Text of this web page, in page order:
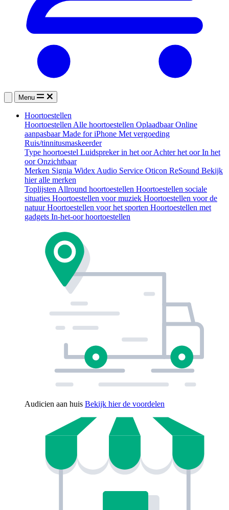
Menu
Hoortoestellen
HoortoestellenAlle hoortoestellen OplaadbaarOnline
aanpasbaarMade for iPhone Met vergoeding
Ruis/tinnitusmaskeerder
Type hoortoestel Luidspreker in het oorAchter het oorIn het
oorOnzichtbaar
Merken Signia WidexAudio Service Oticon ReSound Bekijk
hier alle merken
ToplijstenAllround hoortoestellen Hoortoestellen sociale
situaties Hoortoestellen voor muziek Hoortoestellen voor de
natuurHoortoestellen voor het sporten Hoortoestellen met
gadgets In-het-oor hoortoestellen
Audicien aan huis Bekijk hier de voordelen